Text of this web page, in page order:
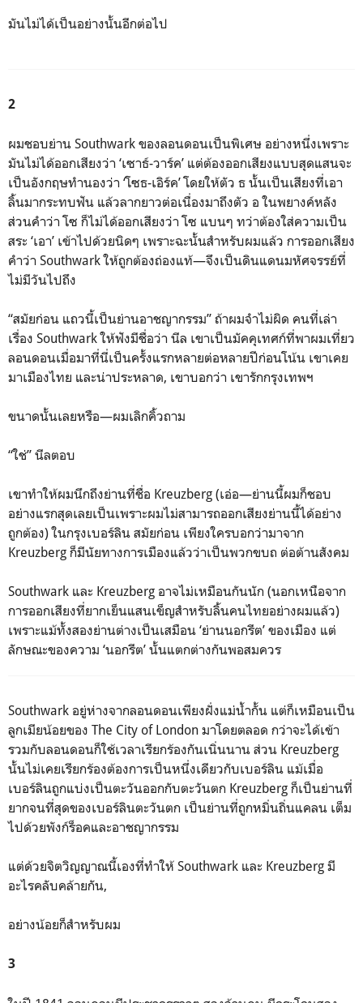
มันไม่ได้เป็นอย่างนั้นอีกต่อไป
2
ผมชอบย่าน Southwark ของลอนดอนเป็นพิเศษ อย่างหนึ่งเพราะ
มันไม่ได้ออกเสียงว่า ‘เซาธ์-วาร์ค’ แต่ต้องออกเสียงแบบสุดแสนจะ
เป็นอังกฤษทำนองว่า ‘โซธ-เอิร์ค’ โดยให้ตัว ธ นั้นเป็นเสียงที่เอา
ลิ้นมากระทบฟัน แล้วลากยาวต่อเนื่องมาถึงตัว อ ในพยางค์หลัง
ส่วนคำว่า โซ ก็ไม่ได้ออกเสียงว่า โซ แบนๆ ทว่าต้องใส่ความเป็น
สระ ‘เอา’ เข้าไปด้วยนิดๆ เพราะฉะนั้นสำหรับผมแล้ว การออกเสียง
คำว่า Southwark ให้ถูกต้องถ่องแท้—จึงเป็นดินแดนมหัศจรรย์ที่
ไม่มีวันไปถึง
“สมัยก่อน แถวนี้เป็นย่านอาชญากรรม” ถ้าผมจำไม่ผิด คนที่เล่า
เรื่อง Southwark ให้ฟังมีชื่อว่า นีล เขาเป็นมัคคุเทศก์ที่พาผมเที่ยว
ลอนดอนเมื่อมาที่นี่เป็นครั้งแรกหลายต่อหลายปีก่อนโน้น เขาเคย
มาเมืองไทย และน่าประหลาด, เขาบอกว่า เขารักกรุงเทพฯ
ขนาดนั้นเลยหรือ—ผมเลิกคิ้วถาม
“ใช่” นีลตอบ
เขาทำให้ผมนึกถึงย่านที่ชื่อ Kreuzberg (เอ่อ—ย่านนี้ผมก็ชอบ
อย่างแรกสุดเลยเป็นเพราะผมไม่สามารถออกเสียงย่านนี้ได้อย่าง
ถูกต้อง) ในกรุงเบอร์ลิน สมัยก่อน เพียงใครบอกว่ามาจาก
Kreuzberg ก็มีนัยทางการเมืองแล้วว่าเป็นพวกขบถ ต่อต้านสังคม
Southwark และ Kreuzberg อาจไม่เหมือนกันนัก (นอกเหนือจาก
การออกเสียงที่ยากเย็นแสนเข็ญสำหรับลิ้นคนไทยอย่างผมแล้ว)
เพราะแม้ทั้งสองย่านต่างเป็นเสมือน ‘ย่านนอกรีต’ ของเมือง แต่
ลักษณะของความ ‘นอกรีต’ นั้นแตกต่างกันพอสมควร
Southwark อยู่ห่างจากลอนดอนเพียงฝั่งแม่น้ำกั้น แต่ก็เหมือนเป็น
ลูกเมียน้อยของ The City of London มาโดยตลอด กว่าจะได้เข้า
รวมกับลอนดอนก็ใช้เวลาเรียกร้องกันเนิ่นนาน ส่วน Kreuzberg
นั้นไม่เคยเรียกร้องต้องการเป็นหนึ่งเดียวกับเบอร์ลิน แม้เมื่อ
เบอร์ลินถูกแบ่งเป็นตะวันออกกับตะวันตก Kreuzberg ก็เป็นย่านที่
ยากจนที่สุดของเบอร์ลินตะวันตก เป็นย่านที่ถูกหมิ่นถิ่นแคลน เต็ม
ไปด้วยพังก์ร็อคและอาชญากรรม
แต่ด้วยจิตวิญญาณนี้เองที่ทำให้ Southwark และ Kreuzberg มี
อะไรคลับคล้ายกัน,
อย่างน้อยก็สำหรับผม
3